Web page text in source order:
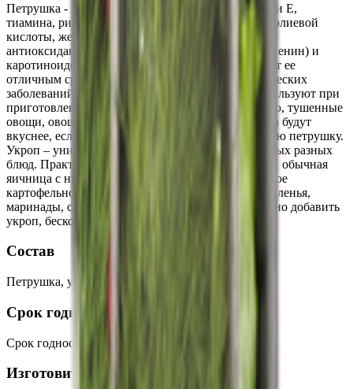
Петрушка - ценный источник витаминов А, С, К и Е,
тиамина, рибофлавина, ниацина, витамина В6, фолиевой
кислоты, железа и цинка, а также ряда мощных
антиоксидантов: флавоноидов (мирицетин и апигенин) и
каротиноидов (бета-каротин и лютеин), что делает ее
отличным средством для предотвращения хронических
заболеваний. В разных странах этот продукт используют при
приготовлении всевозможных блюд. Салаты, мясо, тушенные
овощи, овощные и мясные пироги - все эти блюда будут
вкуснее, если добавить туда сушенную или свежую петрушку.
Укроп – универсальная приправа, хороша для самых разных
блюд. Практически любой суп вкуснее с укропом, обычная
яичница с ним становится изысканной, а банальное
картофельное пюре – пикантным. Рыба, птица, соленья,
маринады, салаты... Список блюд, в которые можно добавить
укроп, бесконечен.
Состав
Петрушка, укроп.
Срок годности
Срок годности
Изготовитель